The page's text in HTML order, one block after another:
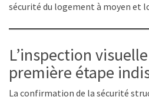
sécurité du logement à moyen et
L’inspection
première étape
La confirmation de la sécurité